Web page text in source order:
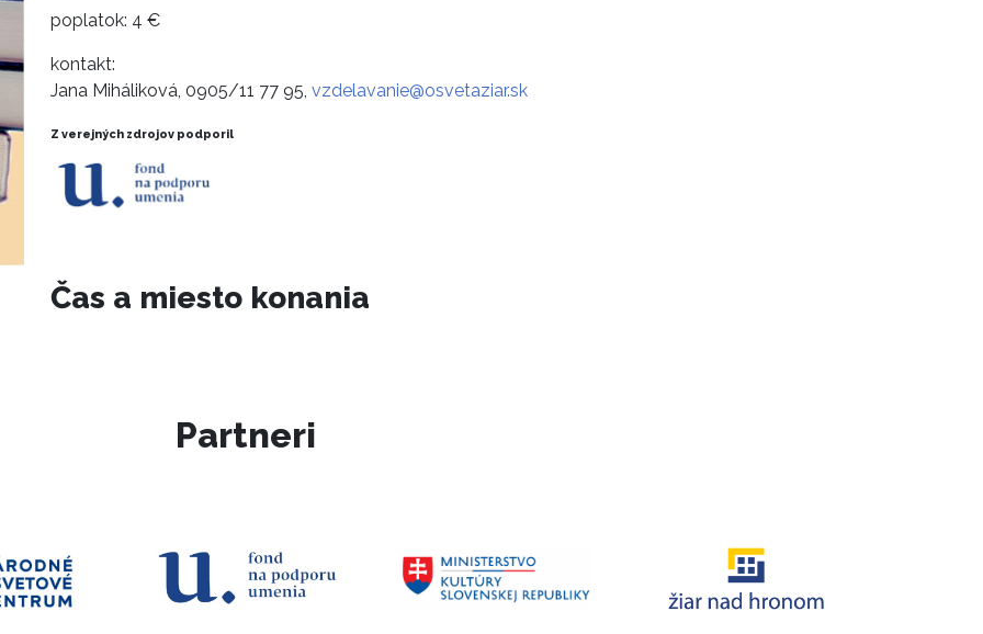
poplatok: 4 €
kontakt:
Jana Miháliková, 0905/11 77 95, vzdelavanie@osvetaziar.sk
Z verejných zdrojov podporil
Čas a miesto konania
Partneri